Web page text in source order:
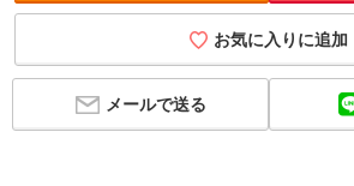
お気に入りに追加
メールで送る